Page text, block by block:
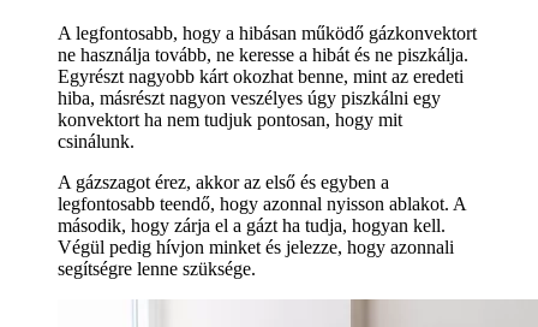
A legfontosabb, hogy a hibásan működő gázkonvektort
ne használja tovább, ne keresse a hibát és ne piszkálja.
Egyrészt nagyobb kárt okozhat benne, mint az eredeti
hiba, másrészt nagyon veszélyes úgy piszkálni egy
konvektort ha nem tudjuk pontosan, hogy mit
csinálunk.
A gázszagot érez, akkor az első és egyben a
legfontosabb teendő, hogy azonnal nyisson ablakot. A
második, hogy zárja el a gázt ha tudja, hogyan kell.
Végül pedig hívjon minket és jelezze, hogy azonnali
segítségre lenne szüksége.